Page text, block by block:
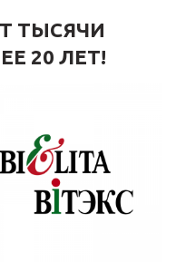
ТЫСЯЧИ
20 ЛЕТ!